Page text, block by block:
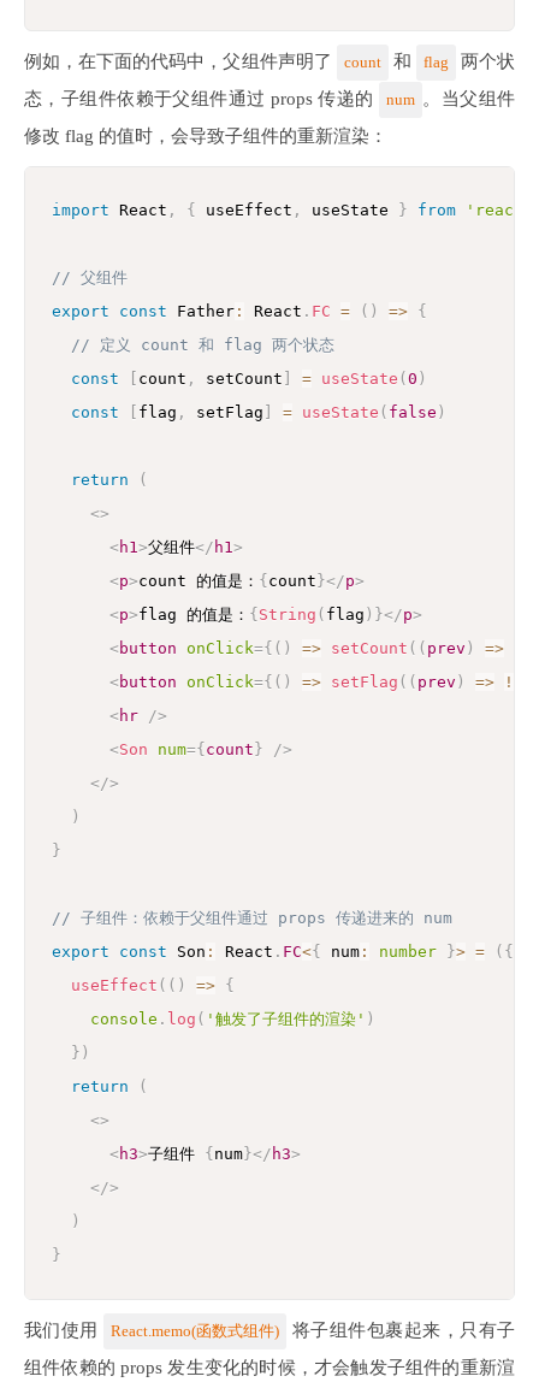
例如，在下面的代码中，父组件声明了 count 和 flag
两个状
态，子组件依赖于父组件通过 props 传递的
num 。当父组件
修改 flag 的值时，会导致子组件的重新渲染：
import React , { useEffect , useState } from 'react'
// 父组件
export
const Father : React . FC = ( ) => {
// 定义 count 和 flag 两个状态
const
count , setCount = useState ( 0 )
const
flag , setFlag = useState ( false )
return
(
<>
<h1>父组件</ h1>
<p>count 的值是： { count }</p>
<p>flag 的值是： { String ( flag ) }</p>
<button onClick={ ( ) => setCount ( ( prev ) =>
<button onClick={ ( ) => setFlag ( ( prev ) => !
<hr
/>
<Son num={ count }
/>
</>
)
}
// 子组件：依赖于父组件通过 props 传递进来的 num
export
const Son : React . FC<{ num : number }> = ( {
useEffect ( ( ) => {
console . log ( '触发了子组件的渲染' )
} )
return
(
<>
<h3>子组件 { num }</ h3>
</>
)
}
我们使用 React.memo(函数式组件)
将子组件包裹起来，只有子
组件依赖的 props 发生变化的时候，才会触发子组件的重新渲